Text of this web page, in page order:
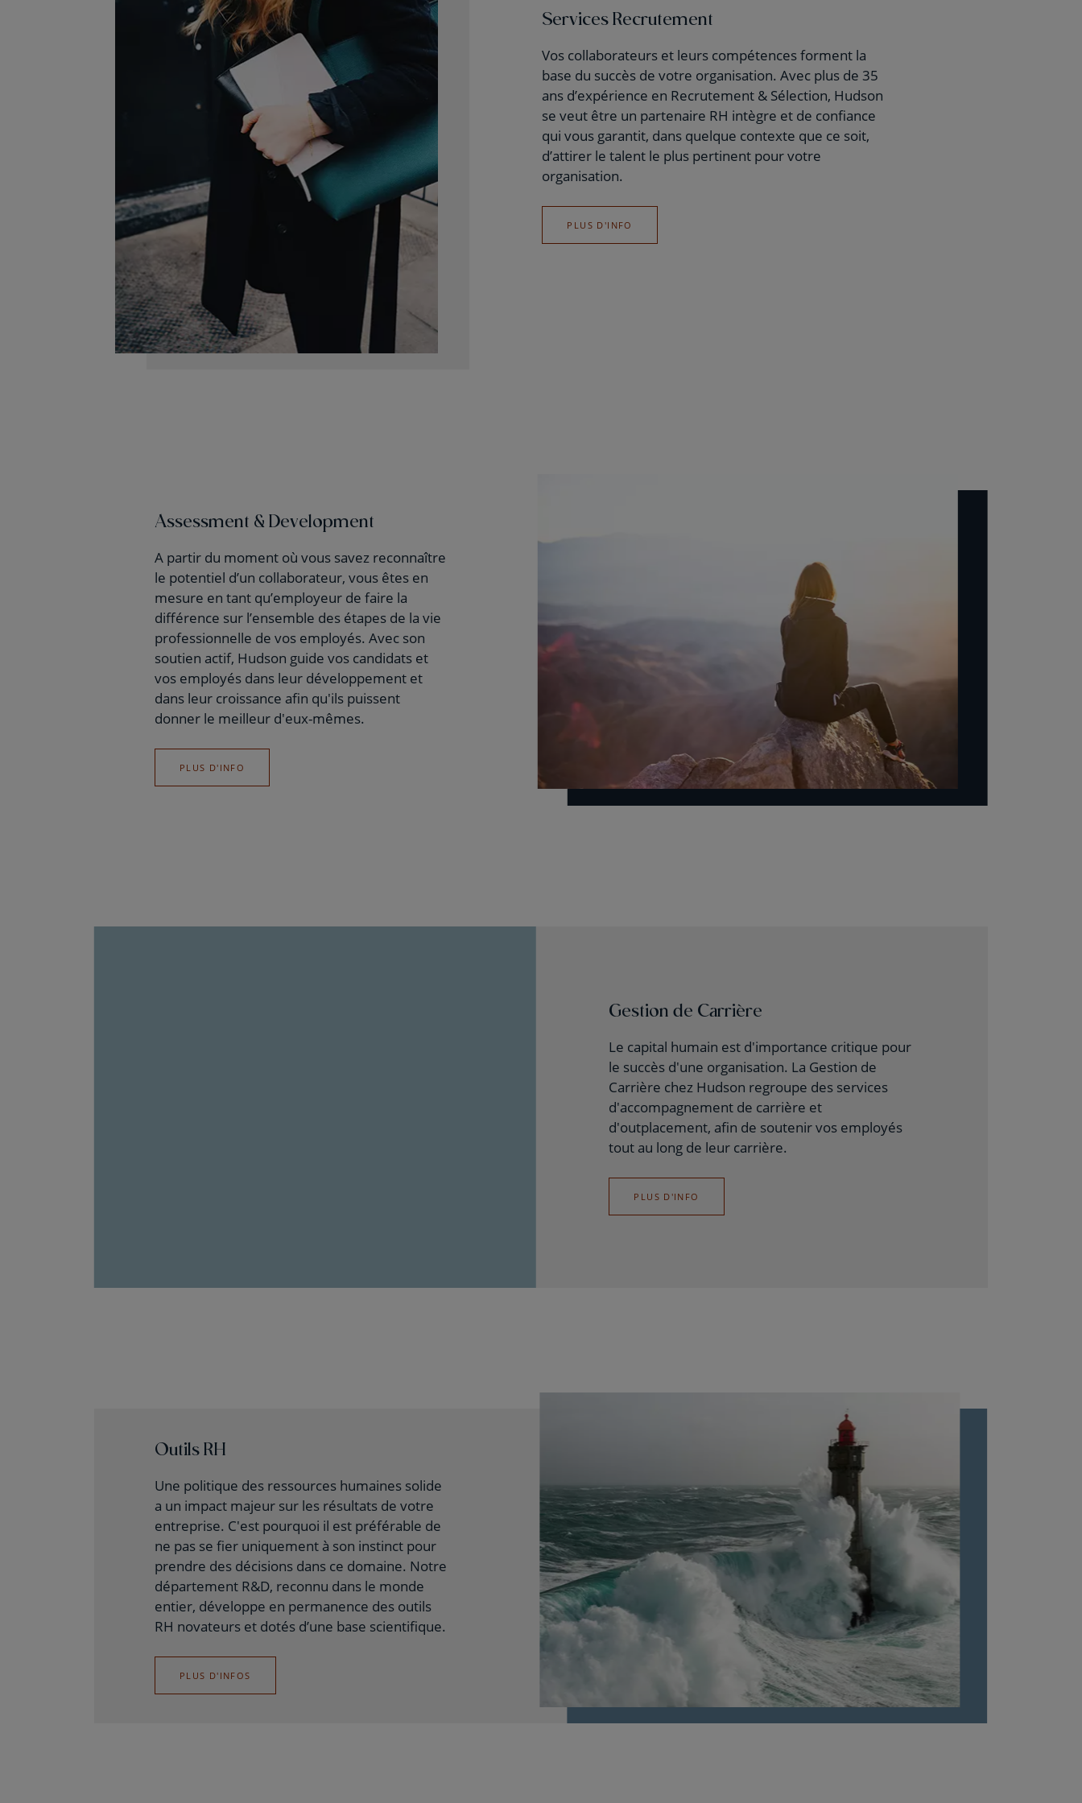
Services Recrutement
Vos collaborateurs et leurs compétences forment la
base du succès de votre organisation. Avec plus de 35
ans d’expérience en Recrutement & Sélection, Hudson
se veut être un partenaire RH intègre et de confiance
qui vous garantit, dans quelque contexte que ce soit,
d’attirer le talent le plus pertinent pour votre
organisation.
PLUS D'INFO
Assessment & Development
A partir du moment où vous savez reconnaître
le potentiel d’un collaborateur, vous êtes en
mesure en tant qu’employeur de faire la
différence sur l’ensemble des étapes de la vie
professionnelle de vos employés. Avec son
soutien actif, Hudson guide vos candidats et
vos employés dans leur développement et
dans leur croissance afin qu'ils puissent
donner le meilleur d'eux-mêmes.
PLUS D'INFO
Gestion de Carrière
Le capital humain est d'importance critique pour
le succès d'une organisation. La Gestion de
Carrière chez Hudson regroupe des services
d'accompagnement de carrière et
d'outplacement, afin de soutenir vos employés
tout au long de leur carrière.
PLUS D'INFO
Outils RH
Une politique des ressources humaines solide
a un impact majeur sur les résultats de votre
entreprise. C'est pourquoi il est préférable de
ne pas se fier uniquement à son instinct pour
prendre des décisions dans ce domaine. Notre
département R&D, reconnu dans le monde
entier, développe en permanence des outils
RH novateurs et dotés d’une base scientifique.
PLUS D'INFOS